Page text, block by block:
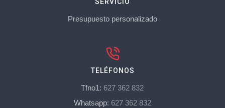
SERVICIO
Presupuesto personalizado
TELÉFONOS
Tfno1: 627 362 832
Whatsapp: 627 362 832